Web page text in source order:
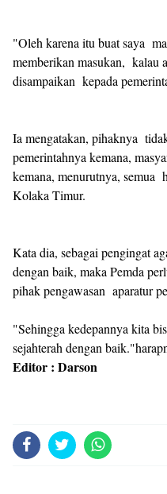
"Oleh karena itu buat saya
memberikan masukan, kalau
disampaikan kepada
Ia mengatakan, pihaknya
pemerintahnya kemana,
kemana, menurutnya, semua
Kolaka Timur.
Kata dia, sebagai pengingat
dengan baik, maka Pemda
pihak pengawasan aparatur
"Sehingga kedepannya kita
sejahterah dengan
Editor : Darson